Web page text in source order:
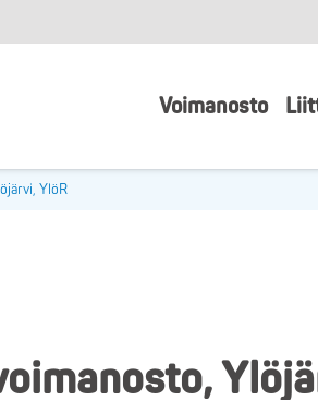
Voimanosto
YlöR